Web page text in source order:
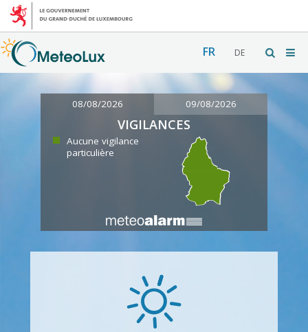
FR DE
08/08/2026 09/08/2026
VIGILANCES
Aucune vigilance
particulière